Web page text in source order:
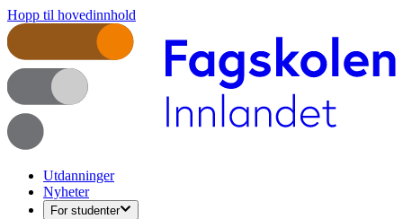
Hopp til hovedinnhold
Utdanninger
Nyheter
For studenter